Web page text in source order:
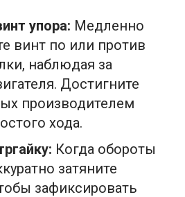
упора: Медленно
винт по или против
наблюдая за
Достигните
производителем
хода.
Когда обороты
затяните
зафиксировать